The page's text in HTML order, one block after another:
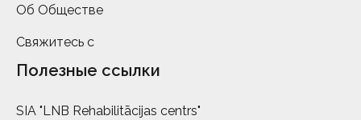
Об Обществе
Свяжитесь с
Полезные ссылки
SIA "LNB Rehabilitācijas centrs"